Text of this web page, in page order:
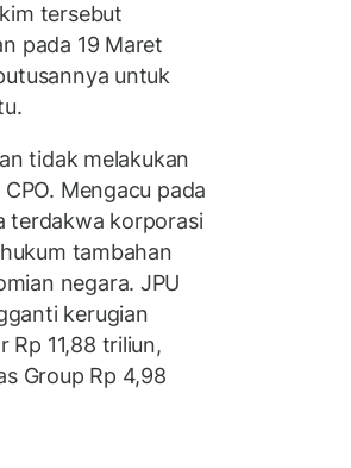
tersebut
pada 19 Maret
untuk
tidak melakukan
Mengacu pada
terdakwa korporasi
tambahan
negara. JPU
kerugian
Rp 11,88 triliun,
Group Rp 4,98